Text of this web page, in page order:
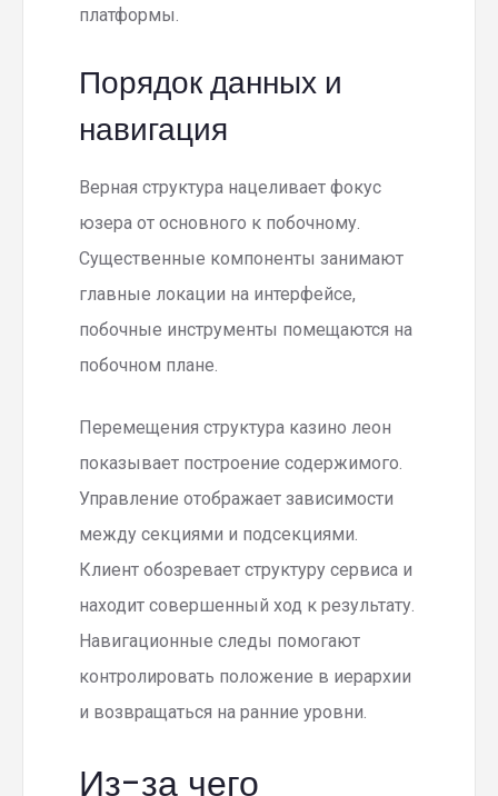
платформы.
Порядок данных и
навигация
Верная структура нацеливает фокус
юзера от основного к побочному.
Существенные компоненты занимают
главные локации на интерфейсе,
побочные инструменты помещаются на
побочном плане.
Перемещения структура казино леон
показывает построение содержимого.
Управление отображает зависимости
между секциями и подсекциями.
Клиент обозревает структуру сервиса и
находит совершенный ход к результату.
Навигационные следы помогают
контролировать положение в иерархии
и возвращаться на ранние уровни.
Из-за чего